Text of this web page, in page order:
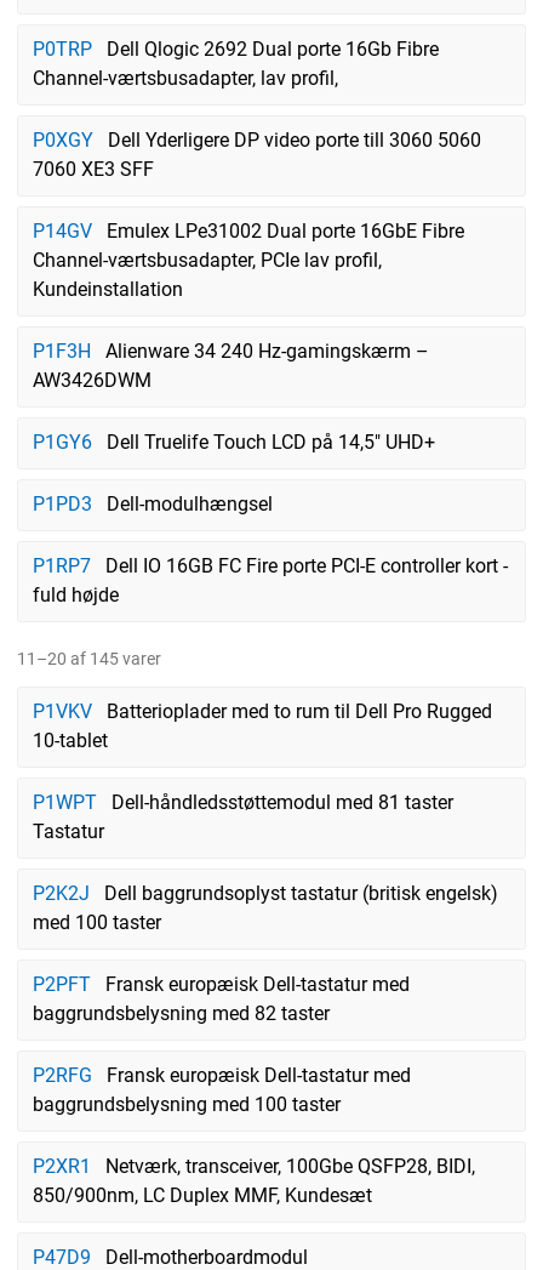
P0TRP
Dell Qlogic 2692 Dual porte 16Gb Fibre
Channel-værtsbusadapter, lav profil,
P0XGY
Dell Yderligere DP video porte till 3060 5060
7060 XE3 SFF
P14GV
Emulex LPe31002 Dual porte 16GbE Fibre
Channel-værtsbusadapter, PCIe lav profil,
Kundeinstallation
P1F3H
Alienware 34 240 Hz-gamingskærm –
AW3426DWM
P1GY6 Dell Truelife Touch LCD på 14,5" UHD+
P1PD3 Dell-modulhængsel
P1RP7
Dell IO 16GB FC Fire porte PCI-E controller kort -
fuld højde
11–20 af 145 varer
P1VKV
Batterioplader med to rum til Dell Pro Rugged
10-tablet
P1WPT
Dell-håndledsstøttemodul med 81 taster
Tastatur
P2K2J
Dell baggrundsoplyst tastatur (britisk engelsk)
med 100 taster
P2PFT
Fransk europæisk Dell-tastatur med
baggrundsbelysning med 82 taster
P2RFG
Fransk europæisk Dell-tastatur med
baggrundsbelysning med 100 taster
P2XR1
Netværk, transceiver, 100Gbe QSFP28, BIDI,
850/900nm, LC Duplex MMF, Kundesæt
P47D9 Dell-motherboardmodul